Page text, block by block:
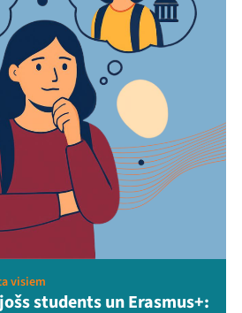
visiem
students un Erasmus+: